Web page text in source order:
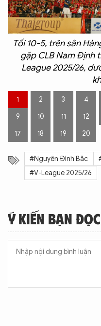
Tối 10-5, trên sân
gặp CLB Nam Định
League 2025/26,
1 2 3 4
9 10 11 12
17 18 19 20
#Nguyễn Đình Bắc
#V-League 2025/26
Ý KIẾN BẠN ĐỌC